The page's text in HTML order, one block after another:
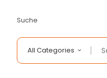
Suche
All Categories